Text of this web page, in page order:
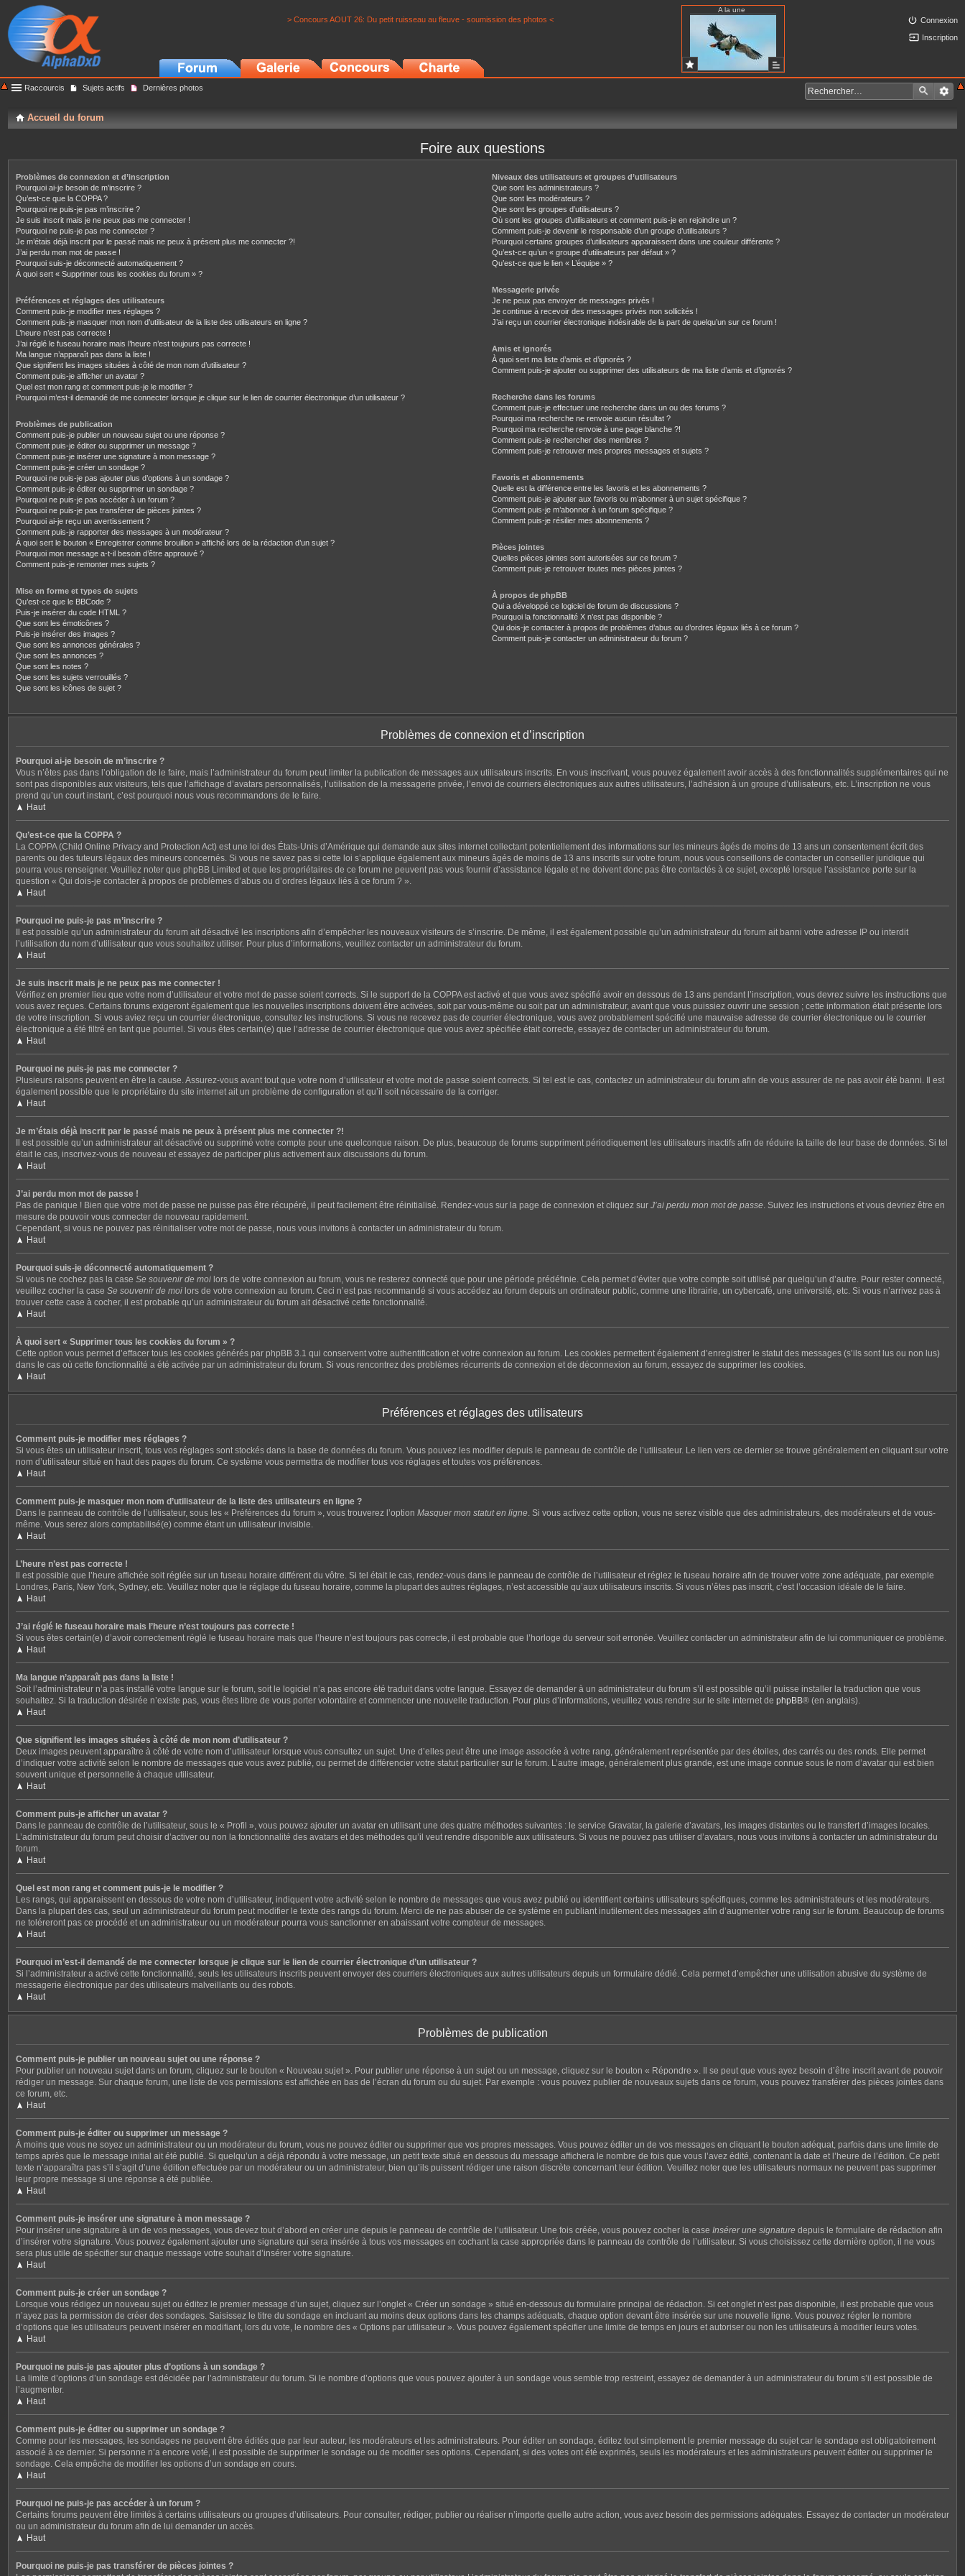
> Concours AOUT 26: Du petit ruisseau au fleuve - soumission des photos <
A la une
Connexion
Inscription
Raccourcis Sujets actifs Dernières photos
Accueil du forum
Foire aux questions
Problèmes de connexion et d’inscription
Pourquoi ai-je besoin de m’inscrire ?
Qu’est-ce que la COPPA ?
Pourquoi ne puis-je pas m’inscrire ?
Je suis inscrit mais je ne peux pas me connecter !
Pourquoi ne puis-je pas me connecter ?
Je m’étais déjà inscrit par le passé mais ne peux à présent plus me connecter ?!
J’ai perdu mon mot de passe !
Pourquoi suis-je déconnecté automatiquement ?
À quoi sert « Supprimer tous les cookies du forum » ?
Préférences et réglages des utilisateurs
Comment puis-je modifier mes réglages ?
Comment puis-je masquer mon nom d’utilisateur de la liste des utilisateurs en ligne ?
L’heure n’est pas correcte !
J’ai réglé le fuseau horaire mais l’heure n’est toujours pas correcte !
Ma langue n’apparaît pas dans la liste !
Que signifient les images situées à côté de mon nom d’utilisateur ?
Comment puis-je afficher un avatar ?
Quel est mon rang et comment puis-je le modifier ?
Pourquoi m’est-il demandé de me connecter lorsque je clique sur le lien de courrier électronique d’un utilisateur ?
Problèmes de publication
Comment puis-je publier un nouveau sujet ou une réponse ?
Comment puis-je éditer ou supprimer un message ?
Comment puis-je insérer une signature à mon message ?
Comment puis-je créer un sondage ?
Pourquoi ne puis-je pas ajouter plus d’options à un sondage ?
Comment puis-je éditer ou supprimer un sondage ?
Pourquoi ne puis-je pas accéder à un forum ?
Pourquoi ne puis-je pas transférer de pièces jointes ?
Pourquoi ai-je reçu un avertissement ?
Comment puis-je rapporter des messages à un modérateur ?
À quoi sert le bouton « Enregistrer comme brouillon » affiché lors de la rédaction d’un sujet ?
Pourquoi mon message a-t-il besoin d’être approuvé ?
Comment puis-je remonter mes sujets ?
Mise en forme et types de sujets
Qu’est-ce que le BBCode ?
Puis-je insérer du code HTML ?
Que sont les émoticônes ?
Puis-je insérer des images ?
Que sont les annonces générales ?
Que sont les annonces ?
Que sont les notes ?
Que sont les sujets verrouillés ?
Que sont les icônes de sujet ?
Niveaux des utilisateurs et groupes d’utilisateurs
Que sont les administrateurs ?
Que sont les modérateurs ?
Que sont les groupes d’utilisateurs ?
Où sont les groupes d’utilisateurs et comment puis-je en rejoindre un ?
Comment puis-je devenir le responsable d’un groupe d’utilisateurs ?
Pourquoi certains groupes d’utilisateurs apparaissent dans une couleur différente ?
Qu’est-ce qu’un « groupe d’utilisateurs par défaut » ?
Qu’est-ce que le lien « L’équipe » ?
Messagerie privée
Je ne peux pas envoyer de messages privés !
Je continue à recevoir des messages privés non sollicités !
J’ai reçu un courrier électronique indésirable de la part de quelqu’un sur ce forum !
Amis et ignorés
À quoi sert ma liste d’amis et d’ignorés ?
Comment puis-je ajouter ou supprimer des utilisateurs de ma liste d’amis et d’ignorés ?
Recherche dans les forums
Comment puis-je effectuer une recherche dans un ou des forums ?
Pourquoi ma recherche ne renvoie aucun résultat ?
Pourquoi ma recherche renvoie à une page blanche ?!
Comment puis-je rechercher des membres ?
Comment puis-je retrouver mes propres messages et sujets ?
Favoris et abonnements
Quelle est la différence entre les favoris et les abonnements ?
Comment puis-je ajouter aux favoris ou m’abonner à un sujet spécifique ?
Comment puis-je m’abonner à un forum spécifique ?
Comment puis-je résilier mes abonnements ?
Pièces jointes
Quelles pièces jointes sont autorisées sur ce forum ?
Comment puis-je retrouver toutes mes pièces jointes ?
À propos de phpBB
Qui a développé ce logiciel de forum de discussions ?
Pourquoi la fonctionnalité X n’est pas disponible ?
Qui dois-je contacter à propos de problèmes d’abus ou d’ordres légaux liés à ce forum ?
Comment puis-je contacter un administrateur du forum ?
Problèmes de connexion et d’inscription
Pourquoi ai-je besoin de m’inscrire ?
Vous n’êtes pas dans l’obligation de le faire, mais l’administrateur du forum peut limiter la publication de messages aux utilisateurs inscrits. En vous inscrivant, vous pouvez également avoir accès à des fonctionnalités supplémentaires qui ne
sont pas disponibles aux visiteurs, tels que l’affichage d’avatars personnalisés, l’utilisation de la messagerie privée, l’envoi de courriers électroniques aux autres utilisateurs, l’adhésion à un groupe d’utilisateurs, etc. L’inscription ne vous
prend qu’un court instant, c’est pourquoi nous vous recommandons de le faire.
Haut
Qu’est-ce que la COPPA ?
La COPPA (Child Online Privacy and Protection Act) est une loi des États-Unis d’Amérique qui demande aux sites internet collectant potentiellement des informations sur les mineurs âgés de moins de 13 ans un consentement écrit des
parents ou des tuteurs légaux des mineurs concernés. Si vous ne savez pas si cette loi s’applique également aux mineurs âgés de moins de 13 ans inscrits sur votre forum, nous vous conseillons de contacter un conseiller juridique qui
pourra vous renseigner. Veuillez noter que phpBB Limited et que les propriétaires de ce forum ne peuvent pas vous fournir d’assistance légale et ne doivent donc pas être contactés à ce sujet, excepté lorsque l’assistance porte sur la
question « Qui dois-je contacter à propos de problèmes d’abus ou d’ordres légaux liés à ce forum ? ».
Haut
Pourquoi ne puis-je pas m’inscrire ?
Il est possible qu’un administrateur du forum ait désactivé les inscriptions afin d’empêcher les nouveaux visiteurs de s’inscrire. De même, il est également possible qu’un administrateur du forum ait banni votre adresse IP ou interdit
l’utilisation du nom d’utilisateur que vous souhaitez utiliser. Pour plus d’informations, veuillez contacter un administrateur du forum.
Haut
Je suis inscrit mais je ne peux pas me connecter !
Vérifiez en premier lieu que votre nom d’utilisateur et votre mot de passe soient corrects. Si le support de la COPPA est activé et que vous avez spécifié avoir en dessous de 13 ans pendant l’inscription, vous devrez suivre les instructions que
vous avez reçues. Certains forums exigeront également que les nouvelles inscriptions doivent être activées, soit par vous-même ou soit par un administrateur, avant que vous puissiez ouvrir une session ; cette information était présente lors
de votre inscription. Si vous aviez reçu un courrier électronique, consultez les instructions. Si vous ne recevez pas de courrier électronique, vous avez probablement spécifié une mauvaise adresse de courrier électronique ou le courrier
électronique a été filtré en tant que pourriel. Si vous êtes certain(e) que l’adresse de courrier électronique que vous avez spécifiée était correcte, essayez de contacter un administrateur du forum.
Haut
Pourquoi ne puis-je pas me connecter ?
Plusieurs raisons peuvent en être la cause. Assurez-vous avant tout que votre nom d’utilisateur et votre mot de passe soient corrects. Si tel est le cas, contactez un administrateur du forum afin de vous assurer de ne pas avoir été banni. Il est
également possible que le propriétaire du site internet ait un problème de configuration et qu’il soit nécessaire de la corriger.
Haut
Je m’étais déjà inscrit par le passé mais ne peux à présent plus me connecter ?!
Il est possible qu’un administrateur ait désactivé ou supprimé votre compte pour une quelconque raison. De plus, beaucoup de forums suppriment périodiquement les utilisateurs inactifs afin de réduire la taille de leur base de données. Si tel
était le cas, inscrivez-vous de nouveau et essayez de participer plus activement aux discussions du forum.
Haut
J’ai perdu mon mot de passe !
Pas de panique ! Bien que votre mot de passe ne puisse pas être récupéré, il peut facilement être réinitialisé. Rendez-vous sur la page de connexion et cliquez sur J’ai perdu mon mot de passe. Suivez les instructions et vous devriez être en
mesure de pouvoir vous connecter de nouveau rapidement.
Cependant, si vous ne pouvez pas réinitialiser votre mot de passe, nous vous invitons à contacter un administrateur du forum.
Haut
Pourquoi suis-je déconnecté automatiquement ?
Si vous ne cochez pas la case Se souvenir de moi lors de votre connexion au forum, vous ne resterez connecté que pour une période prédéfinie. Cela permet d’éviter que votre compte soit utilisé par quelqu’un d’autre. Pour rester connecté,
veuillez cocher la case Se souvenir de moi lors de votre connexion au forum. Ceci n’est pas recommandé si vous accédez au forum depuis un ordinateur public, comme une librairie, un cybercafé, une université, etc. Si vous n’arrivez pas à
trouver cette case à cocher, il est probable qu’un administrateur du forum ait désactivé cette fonctionnalité.
Haut
À quoi sert « Supprimer tous les cookies du forum » ?
Cette option vous permet d’effacer tous les cookies générés par phpBB 3.1 qui conservent votre authentification et votre connexion au forum. Les cookies permettent également d’enregistrer le statut des messages (s’ils sont lus ou non lus)
dans le cas où cette fonctionnalité a été activée par un administrateur du forum. Si vous rencontrez des problèmes récurrents de connexion et de déconnexion au forum, essayez de supprimer les cookies.
Haut
Préférences et réglages des utilisateurs
Comment puis-je modifier mes réglages ?
Si vous êtes un utilisateur inscrit, tous vos réglages sont stockés dans la base de données du forum. Vous pouvez les modifier depuis le panneau de contrôle de l’utilisateur. Le lien vers ce dernier se trouve généralement en cliquant sur votre
nom d’utilisateur situé en haut des pages du forum. Ce système vous permettra de modifier tous vos réglages et toutes vos préférences.
Haut
Comment puis-je masquer mon nom d’utilisateur de la liste des utilisateurs en ligne ?
Dans le panneau de contrôle de l’utilisateur, sous les « Préférences du forum », vous trouverez l’option Masquer mon statut en ligne. Si vous activez cette option, vous ne serez visible que des administrateurs, des modérateurs et de vous-
même. Vous serez alors comptabilisé(e) comme étant un utilisateur invisible.
Haut
L’heure n’est pas correcte !
Il est possible que l’heure affichée soit réglée sur un fuseau horaire différent du vôtre. Si tel était le cas, rendez-vous dans le panneau de contrôle de l’utilisateur et réglez le fuseau horaire afin de trouver votre zone adéquate, par exemple
Londres, Paris, New York, Sydney, etc. Veuillez noter que le réglage du fuseau horaire, comme la plupart des autres réglages, n’est accessible qu’aux utilisateurs inscrits. Si vous n’êtes pas inscrit, c’est l’occasion idéale de le faire.
Haut
J’ai réglé le fuseau horaire mais l’heure n’est toujours pas correcte !
Si vous êtes certain(e) d’avoir correctement réglé le fuseau horaire mais que l’heure n’est toujours pas correcte, il est probable que l’horloge du serveur soit erronée. Veuillez contacter un administrateur afin de lui communiquer ce problème.
Haut
Ma langue n’apparaît pas dans la liste !
Soit l’administrateur n’a pas installé votre langue sur le forum, soit le logiciel n’a pas encore été traduit dans votre langue. Essayez de demander à un administrateur du forum s’il est possible qu’il puisse installer la traduction que vous
souhaitez. Si la traduction désirée n’existe pas, vous êtes libre de vous porter volontaire et commencer une nouvelle traduction. Pour plus d’informations, veuillez vous rendre sur le site internet de phpBB® (en anglais).
Haut
Que signifient les images situées à côté de mon nom d’utilisateur ?
Deux images peuvent apparaître à côté de votre nom d’utilisateur lorsque vous consultez un sujet. Une d’elles peut être une image associée à votre rang, généralement représentée par des étoiles, des carrés ou des ronds. Elle permet
d’indiquer votre activité selon le nombre de messages que vous avez publié, ou permet de différencier votre statut particulier sur le forum. L’autre image, généralement plus grande, est une image connue sous le nom d’avatar qui est bien
souvent unique et personnelle à chaque utilisateur.
Haut
Comment puis-je afficher un avatar ?
Dans le panneau de contrôle de l’utilisateur, sous le « Profil », vous pouvez ajouter un avatar en utilisant une des quatre méthodes suivantes : le service Gravatar, la galerie d’avatars, les images distantes ou le transfert d’images locales.
L’administrateur du forum peut choisir d’activer ou non la fonctionnalité des avatars et des méthodes qu’il veut rendre disponible aux utilisateurs. Si vous ne pouvez pas utiliser d’avatars, nous vous invitons à contacter un administrateur du
forum.
Haut
Quel est mon rang et comment puis-je le modifier ?
Les rangs, qui apparaissent en dessous de votre nom d’utilisateur, indiquent votre activité selon le nombre de messages que vous avez publié ou identifient certains utilisateurs spécifiques, comme les administrateurs et les modérateurs.
Dans la plupart des cas, seul un administrateur du forum peut modifier le texte des rangs du forum. Merci de ne pas abuser de ce système en publiant inutilement des messages afin d’augmenter votre rang sur le forum. Beaucoup de forums
ne toléreront pas ce procédé et un administrateur ou un modérateur pourra vous sanctionner en abaissant votre compteur de messages.
Haut
Pourquoi m’est-il demandé de me connecter lorsque je clique sur le lien de courrier électronique d’un utilisateur ?
Si l’administrateur a activé cette fonctionnalité, seuls les utilisateurs inscrits peuvent envoyer des courriers électroniques aux autres utilisateurs depuis un formulaire dédié. Cela permet d’empêcher une utilisation abusive du système de
messagerie électronique par des utilisateurs malveillants ou des robots.
Haut
Problèmes de publication
Comment puis-je publier un nouveau sujet ou une réponse ?
Pour publier un nouveau sujet dans un forum, cliquez sur le bouton « Nouveau sujet ». Pour publier une réponse à un sujet ou un message, cliquez sur le bouton « Répondre ». Il se peut que vous ayez besoin d’être inscrit avant de pouvoir
rédiger un message. Sur chaque forum, une liste de vos permissions est affichée en bas de l’écran du forum ou du sujet. Par exemple : vous pouvez publier de nouveaux sujets dans ce forum, vous pouvez transférer des pièces jointes dans
ce forum, etc.
Haut
Comment puis-je éditer ou supprimer un message ?
À moins que vous ne soyez un administrateur ou un modérateur du forum, vous ne pouvez éditer ou supprimer que vos propres messages. Vous pouvez éditer un de vos messages en cliquant le bouton adéquat, parfois dans une limite de
temps après que le message initial ait été publié. Si quelqu’un a déjà répondu à votre message, un petit texte situé en dessous du message affichera le nombre de fois que vous l’avez édité, contenant la date et l’heure de l’édition. Ce petit
texte n’apparaîtra pas s’il s’agit d’une édition effectuée par un modérateur ou un administrateur, bien qu’ils puissent rédiger une raison discrète concernant leur édition. Veuillez noter que les utilisateurs normaux ne peuvent pas supprimer
leur propre message si une réponse a été publiée.
Haut
Comment puis-je insérer une signature à mon message ?
Pour insérer une signature à un de vos messages, vous devez tout d’abord en créer une depuis le panneau de contrôle de l’utilisateur. Une fois créée, vous pouvez cocher la case Insérer une signature depuis le formulaire de rédaction afin
d’insérer votre signature. Vous pouvez également ajouter une signature qui sera insérée à tous vos messages en cochant la case appropriée dans le panneau de contrôle de l’utilisateur. Si vous choisissez cette dernière option, il ne vous
sera plus utile de spécifier sur chaque message votre souhait d’insérer votre signature.
Haut
Comment puis-je créer un sondage ?
Lorsque vous rédigez un nouveau sujet ou éditez le premier message d’un sujet, cliquez sur l’onglet « Créer un sondage » situé en-dessous du formulaire principal de rédaction. Si cet onglet n’est pas disponible, il est probable que vous
n’ayez pas la permission de créer des sondages. Saisissez le titre du sondage en incluant au moins deux options dans les champs adéquats, chaque option devant être insérée sur une nouvelle ligne. Vous pouvez régler le nombre
d’options que les utilisateurs peuvent insérer en modifiant, lors du vote, le nombre des « Options par utilisateur ». Vous pouvez également spécifier une limite de temps en jours et autoriser ou non les utilisateurs à modifier leurs votes.
Haut
Pourquoi ne puis-je pas ajouter plus d’options à un sondage ?
La limite d’options d’un sondage est décidée par l’administrateur du forum. Si le nombre d’options que vous pouvez ajouter à un sondage vous semble trop restreint, essayez de demander à un administrateur du forum s’il est possible de
l’augmenter.
Haut
Comment puis-je éditer ou supprimer un sondage ?
Comme pour les messages, les sondages ne peuvent être édités que par leur auteur, les modérateurs et les administrateurs. Pour éditer un sondage, éditez tout simplement le premier message du sujet car le sondage est obligatoirement
associé à ce dernier. Si personne n’a encore voté, il est possible de supprimer le sondage ou de modifier ses options. Cependant, si des votes ont été exprimés, seuls les modérateurs et les administrateurs peuvent éditer ou supprimer le
sondage. Cela empêche de modifier les options d’un sondage en cours.
Haut
Pourquoi ne puis-je pas accéder à un forum ?
Certains forums peuvent être limités à certains utilisateurs ou groupes d’utilisateurs. Pour consulter, rédiger, publier ou réaliser n’importe quelle autre action, vous avez besoin des permissions adéquates. Essayez de contacter un modérateur
ou un administrateur du forum afin de lui demander un accès.
Haut
Pourquoi ne puis-je pas transférer de pièces jointes ?